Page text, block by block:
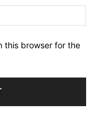
this browser for the